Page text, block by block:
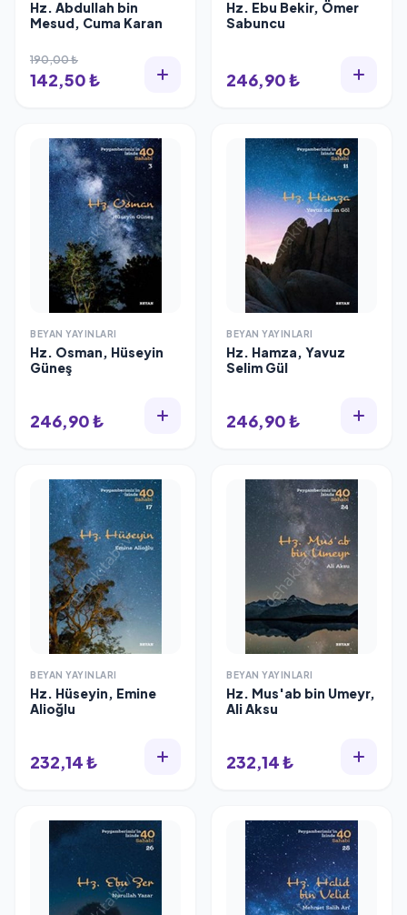
Hz. Abdullah bin
Mesud, Cuma Karan
190,00 ₺
142,50 ₺
Hz. Ebu Bekir, Ömer
Sabuncu
246,90 ₺
BEYAN YAYINLARI
Hz. Osman, Hüseyin
Güneş
246,90 ₺
BEYAN YAYINLARI
Hz. Hamza, Yavuz
Selim Gül
246,90 ₺
BEYAN YAYINLARI
Hz. Hüseyin, Emine
Alioğlu
232,14 ₺
BEYAN YAYINLARI
Hz. Mus'ab bin Umeyr,
Ali Aksu
232,14 ₺